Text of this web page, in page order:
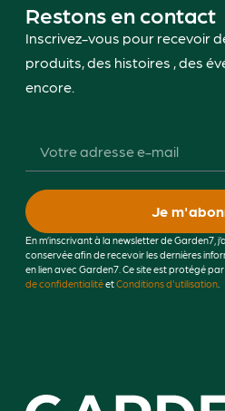
Restons en contact
Inscrivez-vous pour recevoir
produits, des histoires , des
encore.
Je
En m’inscrivant à la newsletter de Garden7,
conservée afin de recevoir les dernières
en lien avec Garden7. Ce site est protégé
de confidentialitéetConditions d'utilisation.